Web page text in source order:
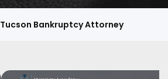
Tucson Bankruptcy Attorney